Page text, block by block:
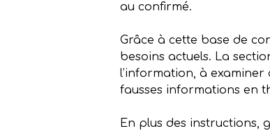
au confirmé.
Grâce à cette base de
besoins actuels. La
l’information, à
fausses informations en
En plus des instructions,